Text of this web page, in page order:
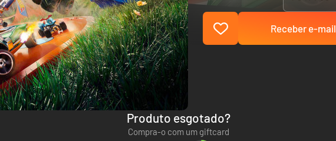
Receber e-
Produto esgotado?
Compra-o com um giftcard